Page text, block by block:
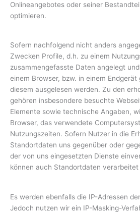
Onlineangebotes oder seiner
optimieren.
Sofern nachfolgend nicht anders
Zwecken Profile, d.h. zu einem
zusammengefasste Daten angelegt
einem Browser, bzw. in einem
diesem ausgelesen werden. Zu den
gehören insbesondere besuchte
Elemente sowie technische Angaben,
Browser, das verwendete
Nutzungszeiten. Sofern Nutzer in die
Standortdaten uns gegenüber oder
der von uns eingesetzten Dienste
können auch Standortdaten verarbeitet
Es werden ebenfalls die IP-Adressen
Jedoch nutzen wir ein IP-Masking-